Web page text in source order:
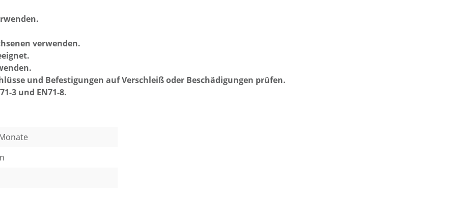
verwenden.
und Befestigungen auf Verschleiß oder Beschädigungen prüfen.
3 und EN71-8.